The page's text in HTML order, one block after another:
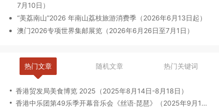
7月10日）
“美荔南山”2026 年南山荔枝旅游消费季（2026年6月13日起）
澳门2026专项世界集邮展览（2026年6月26日至7月1日）
热门文章 随机文章 热门关键词
香港贸发局美食博览 2025（2025年8月14日-8月18日）
香港中乐团第49乐季开幕音乐会《丝语·琵琶》（2025年9月12日至13日）